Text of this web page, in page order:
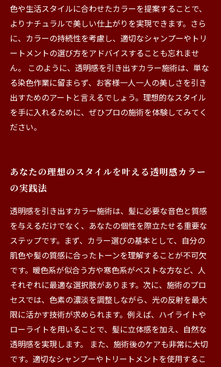
色や生活スタイルに合わせたカラーを提案することで、
よりナチュラルで美しい仕上がりを実現できます。さら
に、カラーの持続性を考慮し、適切なシャンプーやトリ
ートメントの選び方をアドバイスすることも忘れませ
ん。 このように、透明感を引き出すカラー施術は、単な
る染色作業に留まらず、お客様一人一人の美しさを引き
出すためのアートと言えるでしょう。理想的なスタイル
を手に入れるために、ぜひプロの施術を体験してみてく
ださい。
あなたの理想のスタイルを叶える透明感カラー
の実践法
透明感を引き出すカラー施術は、髪に必要な音色と質感
を与えるだけでなく、あなたの個性を際立たせる重要な
ステップです。まず、カラー選びの基本として、自分の
肌色や髪の質感に合ったトーンを理解することが不可欠
です。暖色系が似合う方や寒色系がベストな方など、人
それぞれに最適な選択肢があります。次に、施術のプロ
セスでは、色素の濃淡を調整しながら、光の反射を最大
限に活かす技術が求められます。例えば、ハイライトや
ローライトを用いることで、髪に立体感を加え、自然な
透明感を実現します。 また、施術後のケアも非常に大切
です。適切なシャンプーやトリートメントを使用するこ